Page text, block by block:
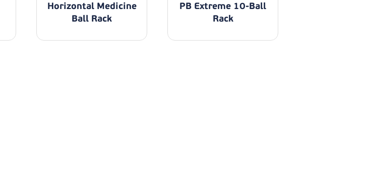
Horizontal Medicine
Ball Rack
PB Extreme 10-Ball
Rack